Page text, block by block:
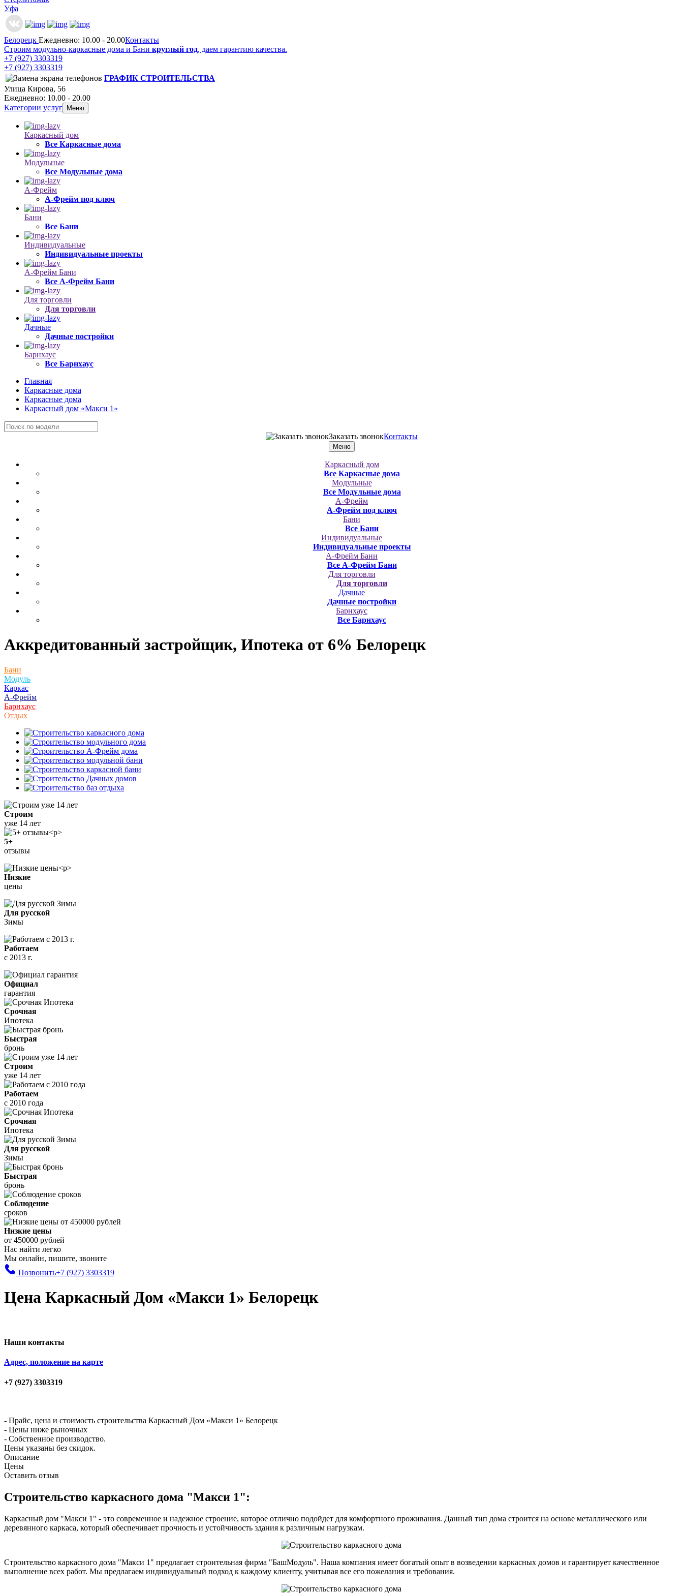
Уфа
Белорецк Ежедневно: 10.00 - 20.00Контакты
Строим модульно-каркасные дома и Бани круглый год, даем гарантию качества.
+7 (927) 3303319
+7 (927) 3303319
ГРАФИК СТРОИТЕЛЬСТВА
Улица Кирова, 56
Ежедневно: 10.00 - 20.00
Категории услуг
Меню
Каркасный дом
Все Каркасные дома
Модульные
Все Модульные дома
А-Фрейм
А-Фрейм под ключ
Бани
Все Бани
Индивидуальные
Индивидуальные проекты
А-Фрейм Бани
Все А-Фрейм Бани
Для торговли
Для торговли
Дачные
Дачные постройки
Барнхаус
Все Барнхаус
Главная
Каркасные дома
Каркасные дома
Каркасный дом «Макси 1»
Заказать звонокКонтакты
Меню
Каркасный дом
Все Каркасные дома
Модульные
Все Модульные дома
А-Фрейм
А-Фрейм под ключ
Бани
Все Бани
Индивидуальные
Индивидуальные проекты
А-Фрейм Бани
Все А-Фрейм Бани
Для торговли
Для торговли
Дачные
Дачные постройки
Барнхаус
Все Барнхаус
Аккредитованный застройщик, Ипотека от 6% Белорецк
Бани
Модуль
Каркас
А-Фрейм
Барнхаус
Отдых
Строим
уже 14 лет
5+
отзывы
Низкие
цены
Для русской
Зимы
Работаем
с 2013 г.
Официал
гарантия
Срочная
Ипотека
Быстрая
бронь
Строим
уже 14 лет
Работаем
с 2010 года
Срочная
Ипотека
Для русской
Зимы
Быстрая
бронь
Соблюдение
сроков
Низкие цены
от 450000 рублей
Нас найти легко
Мы онлайн, пишите, звоните
Позвонить+7 (927) 3303319
Цена Каркасный Дом «Макси 1» Белорецк
Наши контакты
Адрес, положение на карте
+7 (927) 3303319
- Прайс, цена и стоимость строительства Каркасный Дом «Макси 1» Белорецк
- Цены ниже рыночных
- Собственное производство.
Цены указаны без скидок.
Описание
Цены
Оставить отзыв
Строительство каркасного дома "Макси 1":
Каркасный дом "Макси 1" - это современное и надежное строение, которое отлично подойдет для комфортного проживания. Данный тип дома строится на основе металлического или
деревянного каркаса, который обеспечивает прочность и устойчивость здания к различным нагрузкам.
Строительство каркасного дома "Макси 1" предлагает строительная фирма "БашМодуль". Наша компания имеет богатый опыт в возведении каркасных домов и гарантирует качественное
выполнение всех работ. Мы предлагаем индивидуальный подход к каждому клиенту, учитывая все его пожелания и требования.